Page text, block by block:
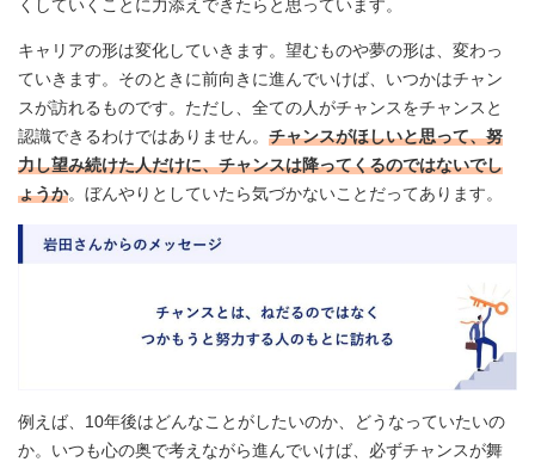
くしていくことに力添えできたらと思っています。
キャリアの形は変化していきます。望むものや夢の形は、変わっ
ていきます。そのときに前向きに進んでいけば、いつかはチャン
スが訪れるものです。ただし、全ての人がチャンスをチャンスと
認識できるわけではありません。 チャンスがほしいと思って、努
力し望み続けた人だけに、チャンスは降ってくるのではないでし
ょうか。ぼんやりとしていたら気づかないことだってあります。
例えば、10年後はどんなことがしたいのか、どうなっていたいの
か。いつも心の奥で考えながら進んでいけば、必ずチャンスが舞